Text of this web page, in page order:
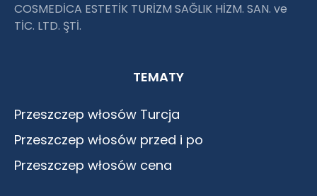
COSMEDİCA ESTETİK TURİZM SAĞLIK HİZM. SAN. ve
TİC. LTD. ŞTİ.
TEMATY
Przeszczep włosów Turcja
Przeszczep włosów przed i po
Przeszczep włosów cena